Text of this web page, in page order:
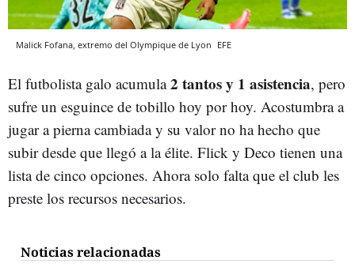
Malick Fofana, extremo del Olympique de Lyon EFE
El futbolista galo acumula2 tantos y 1 asistencia, pero
sufre un esguince de tobillo hoy por hoy. Acostumbra a
jugar a pierna cambiada y su valor no ha hecho que
subir desde que llegó a la élite. Flick y Deco tienen una
lista de cinco opciones. Ahora solo falta que el club les
preste los recursos necesarios.
Noticias relacionadas